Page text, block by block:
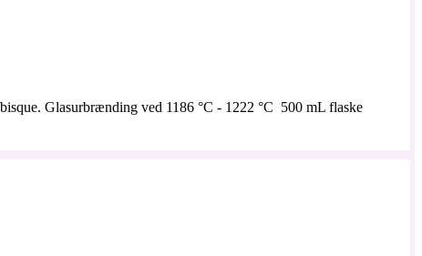
Glasurbrænding ved 1186 °C - 1222 °C 500 mL flaske